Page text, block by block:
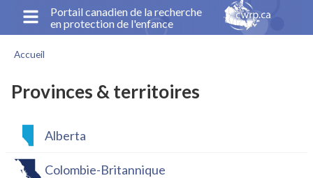
principal
Portail canadien de la recherche
en protection de l'enfance
d'Ariane
Accueil
Provinces & territoires
Alberta
Colombie-Britannique